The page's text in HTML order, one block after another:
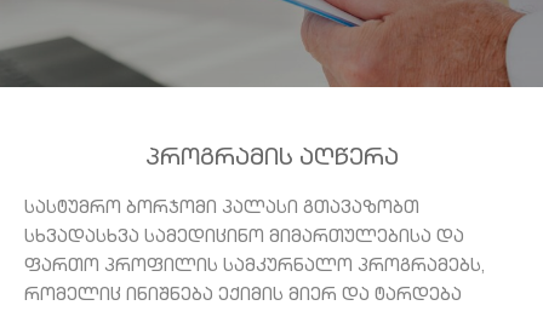
Პროგრამის Აღწერა
სასტუმრო ბორჯომი პალასი გთავაზობთ
სხვადასხვა სამედიცინო მიმართულებისა და
ფართო პროფილის სამკურნალო პროგრამებს,
რომელიც ინიშნება ექიმის მიერ და ტარდება